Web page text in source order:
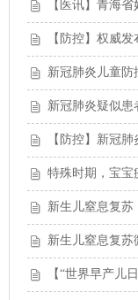
【医讯】青海
【防控】权威
新冠肺炎儿童防
新冠肺炎疑似患
【防控】新冠
特殊时期，宝宝
新生儿窒息复苏
新生儿窒息复苏
【“世界早产儿